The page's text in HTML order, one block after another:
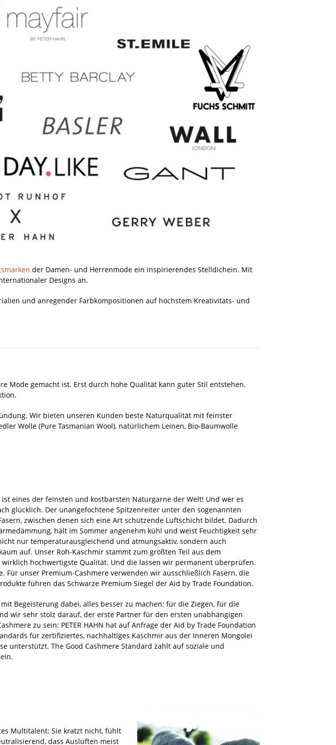
der Damen- und Herrenmode ein inspirierendes Stelldichein. Mit
Designs an.
und anregender Farbkompositionen auf höchstem Kreativitäts- und
Mode gemacht ist. Erst durch hohe Qualität kann guter Stil entstehen.
Wir bieten unseren Kunden beste Naturqualität mit feinster
Wolle (Pure Tasmanian Wool), natürlichem Leinen, Bio-Baumwolle
eines der feinsten und kostbarsten Naturgarne der Welt! Und wer es
glücklich. Der unangefochtene Spitzenreiter unter den sogenannten
zwischen denen sich eine Art schützende Luftschicht bildet. Dadurch
hält im Sommer angenehm kühl und weist Feuchtigkeit sehr
nur temperaturausgleichend und atmungsaktiv, sondern auch
auf. Unser Roh-Kaschmir stammt zum größten Teil aus dem
hochwertigste Qualität. Und die lassen wir permanent überprüfen.
Für unser Premium-Cashmere verwenden wir ausschließlich Fasern, die
führen das Schwarze Premium Siegel der Aid by Trade Foundation.
Begeisterung dabei, alles besser zu machen: für die Ziegen, für die
wir sehr stolz darauf, der erste Partner für den ersten unabhängigen
zu sein: PETER HAHN hat auf Anfrage der Aid by Trade Foundation
für zertifiziertes, nachhaltiges Kaschmir aus der Inneren Mongolei
unterstützt. The Good Cashmere Standard zahlt auf soziale und
Multitalent: Sie kratzt nicht, fühlt
dass Auslüften meist